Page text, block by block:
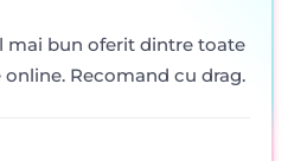
mai bun oferit dintre toate
Recomand cu drag.